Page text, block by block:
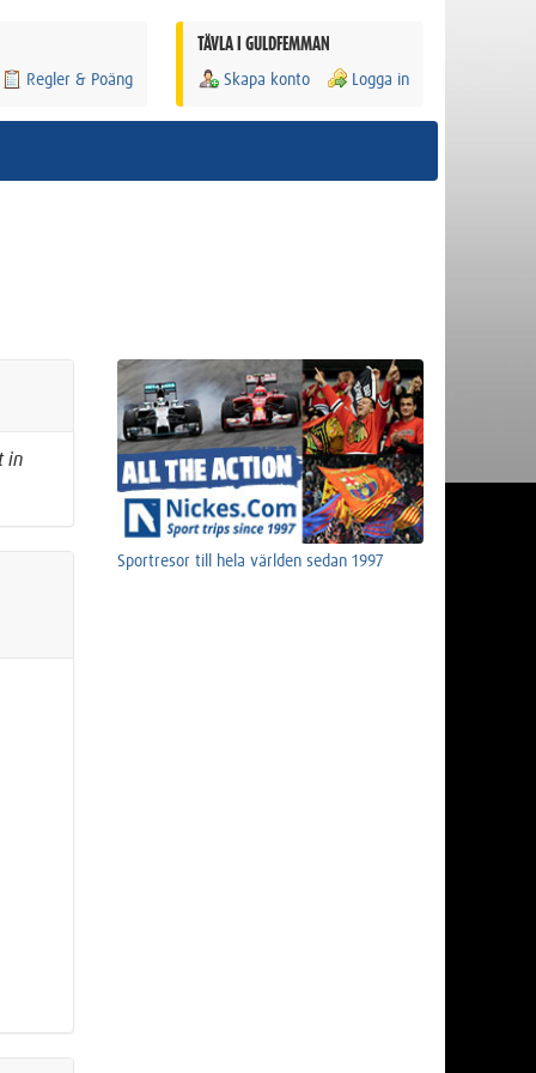
TÄVLA I GULDFEMMAN
Skapa konto Logga in
Regler & Poäng
in
Sportresor till hela världen sedan 1997